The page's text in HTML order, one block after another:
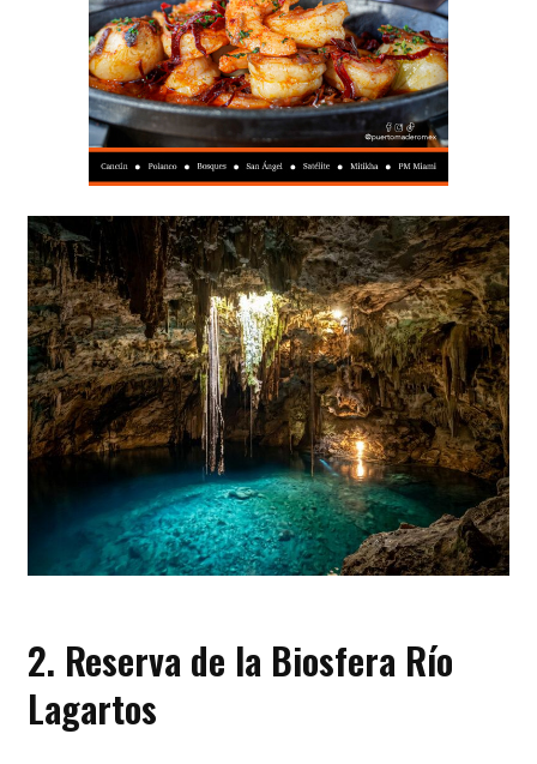
2. Reserva de la Biosfera Río
Lagartos